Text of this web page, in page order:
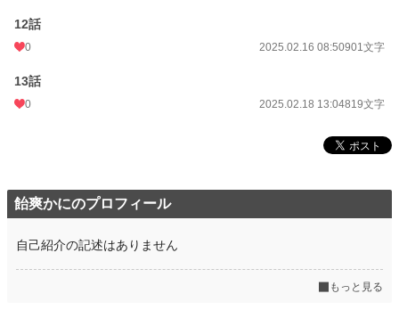
12話
0 2025.02.16 08:50901文字
13話
0 2025.02.18 13:04819文字
飴爽かにのプロフィール
自己紹介の記述はありません
もっと見る